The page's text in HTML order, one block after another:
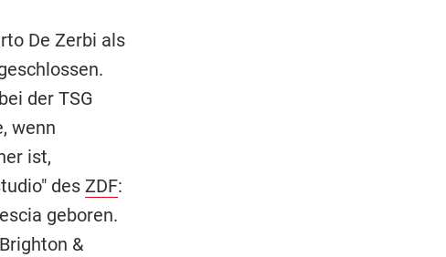
De Zerbi als
der TSG
wenn
ist,
des ZDF:
geboren.
&